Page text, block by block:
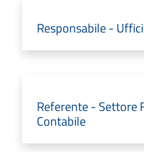
Responsabile -
Referente - Settore
Contabile